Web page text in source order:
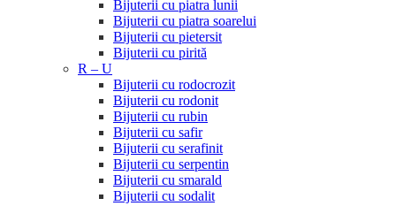
Bijuterii cu piatra lunii
Bijuterii cu piatra soarelui
Bijuterii cu pietersit
Bijuterii cu pirită
R – U
Bijuterii cu rodocrozit
Bijuterii cu rodonit
Bijuterii cu rubin
Bijuterii cu safir
Bijuterii cu serafinit
Bijuterii cu serpentin
Bijuterii cu smarald
Bijuterii cu sodalit